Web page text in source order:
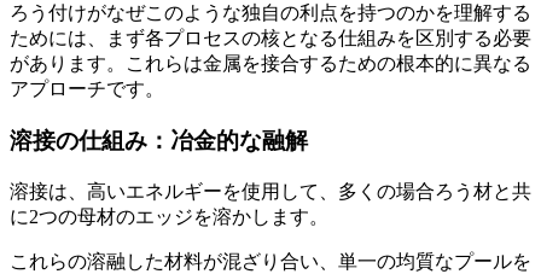
ろう付けがなぜこのような独自の利点を持つのかを理解する
ためには、まず各プロセスの核となる仕組みを区別する必要
があります。これらは金属を接合するための根本的に異なる
アプローチです。
溶接の仕組み：冶金的な融解
溶接は、高いエネルギーを使用して、多くの場合ろう材と共​​
に2つの母材のエッジを溶かします。
これらの溶融した材料が混ざり合い、単一の均質なプールを